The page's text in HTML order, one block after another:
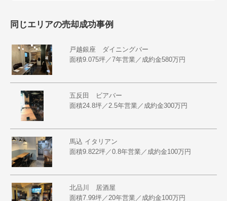
同じエリアの売却成功事例
戸越銀座 ダイニングバー
面積9.075坪／7年営業／成約金580万円
五反田 ビアバー
面積24.8坪／2.5年営業／成約金300万円
馬込 イタリアン
面積9.822坪／0.8年営業／成約金100万円
北品川 居酒屋
面積7.99坪／20年営業／成約金100万円